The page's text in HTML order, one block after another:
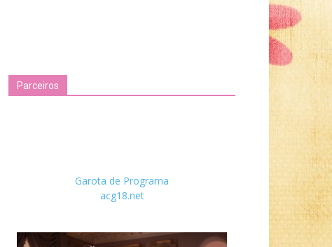
Parceiros
Garota de Programa
acg18.net